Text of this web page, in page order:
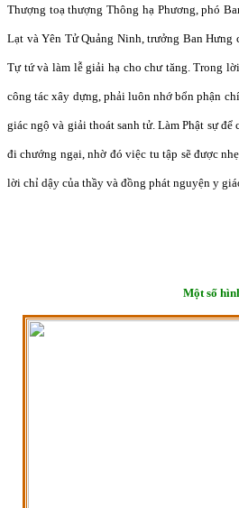
Thượng toạ thượng Thông hạ Phương, phó
Lạt và Yên Tử Quảng Ninh, trưởng Ban
Tự tứ và làm lễ giải hạ cho chư tăng. Trong
công tác xây dựng, phải luôn nhớ bổn phận
giác ngộ và giải thoát sanh tử. Làm Phật sự
đi chướng ngại, nhờ đó việc tu tập sẽ được
lời chỉ dậy của thầy và đồng phát nguyện y
Một số